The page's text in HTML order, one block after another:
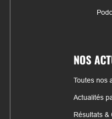
NOS
Toutes nos
Actualités
Résultats &